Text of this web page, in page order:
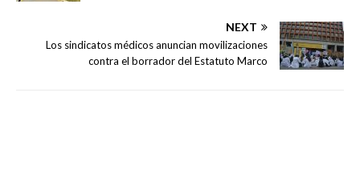
NEXT
Los sindicatos médicos anuncian movilizaciones
contra el borrador del Estatuto Marco